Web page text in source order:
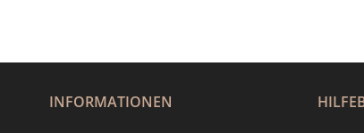
INFORMATIONEN